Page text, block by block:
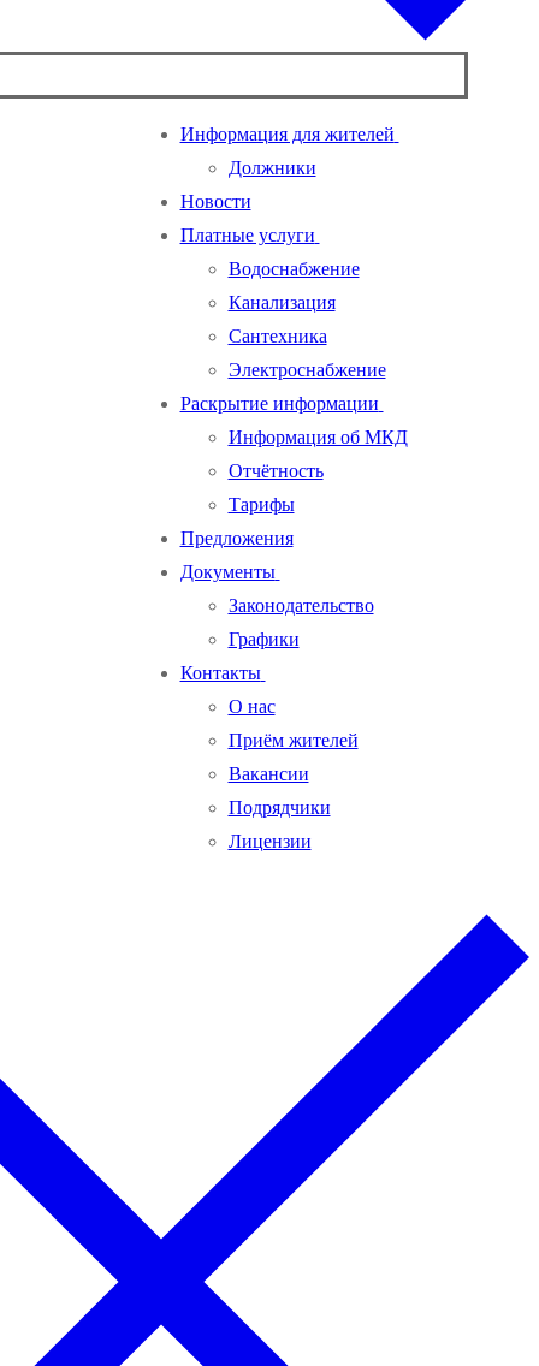
Информация для жителей
Должники
Новости
Платные услуги
Водоснабжение
Канализация
Сантехника
Электроснабжение
Раскрытие информации
Информация об МКД
Отчётность
Тарифы
Предложения
Документы
Законодательство
Графики
Контакты
О нас
Приём жителей
Вакансии
Подрядчики
Лицензии